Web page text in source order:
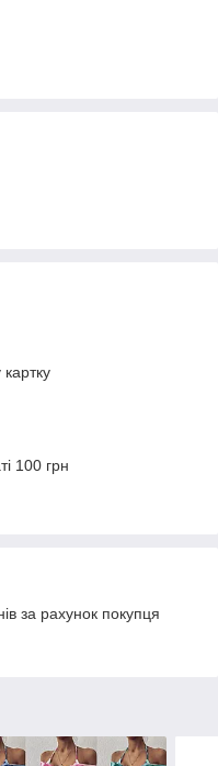
100 грн
за рахунок покупця